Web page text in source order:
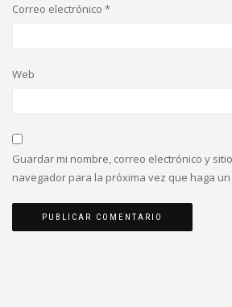
Correo electrónico *
Web
Guardar mi nombre, correo electrónico y
navegador para la próxima vez que haga